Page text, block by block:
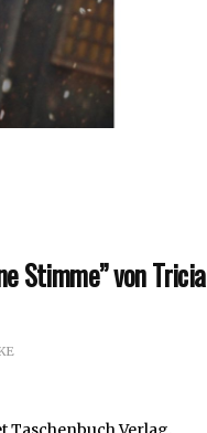
Stimme” von Tricia